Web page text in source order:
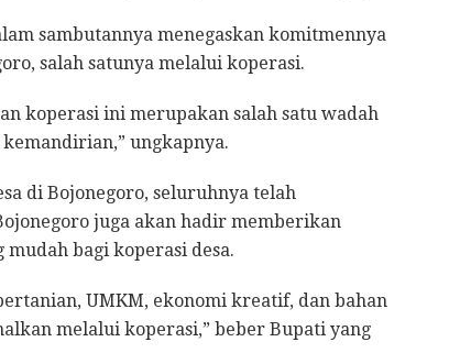
sambutannya menegaskan komitmennya
salah satunya melalui koperasi.
koperasi ini merupakan salah satu wadah
ungkapnya.
di Bojonegoro, seluruhnya telah
juga akan hadir memberikan
bagi koperasi desa.
UMKM, ekonomi kreatif, dan bahan
melalui koperasi,” beber Bupati yang